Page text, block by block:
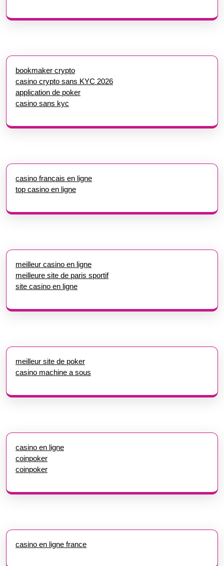
bookmaker crypto
casino crypto sans KYC 2026
application de poker
casino sans kyc
casino francais en ligne
top casino en ligne
meilleur casino en ligne
meilleure site de paris sportif
site casino en ligne
meilleur site de poker
casino machine a sous
casino en ligne
coinpoker
coinpoker
casino en ligne france